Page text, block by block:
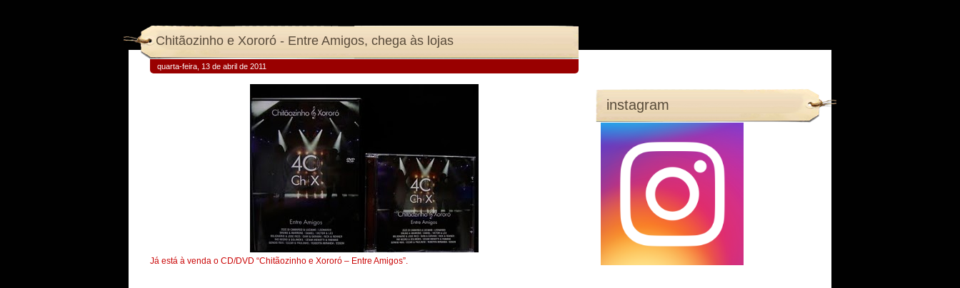
Chitãozinho e Xororó - Entre Amigos, chega às lojas
quarta-feira, 13 de abril de 2011
Já está à venda o CD/DVD “Chitãozinho e Xororó – Entre Amigos”.
instagram